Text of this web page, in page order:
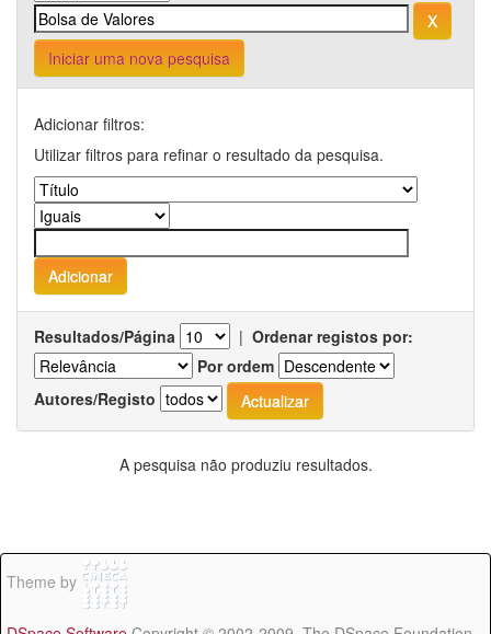
Iniciar uma nova pesquisa
Adicionar filtros:
Utilizar filtros para refinar o resultado da pesquisa.
Resultados/Página | Ordenar registos por:
Por ordem
Autores/Registo
A pesquisa não produziu resultados.
Theme by